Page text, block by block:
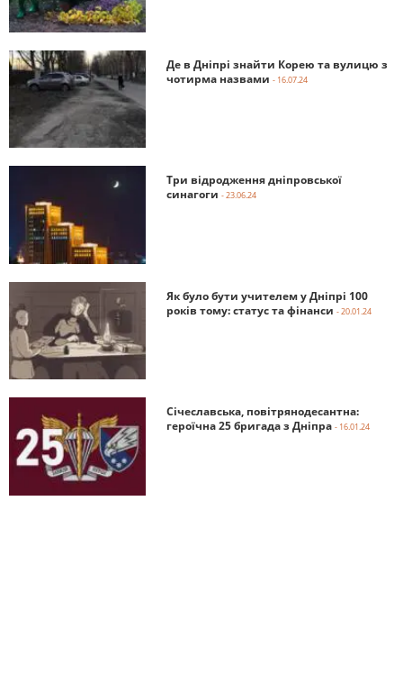
Де в Дніпрі знайти Корею та вулицю з
чотирма назвами - 16.07.24
Три відродження дніпровської
синагоги - 23.06.24
Як було бути учителем у Дніпрі 100
років тому: статус та фінанси - 20.01.24
Січеславська, повітрянодесантна:
героїчна 25 бригада з Дніпра - 16.01.24